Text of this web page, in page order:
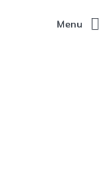
Menu